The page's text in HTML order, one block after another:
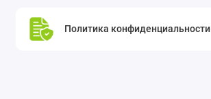
Политика конфиденциальности